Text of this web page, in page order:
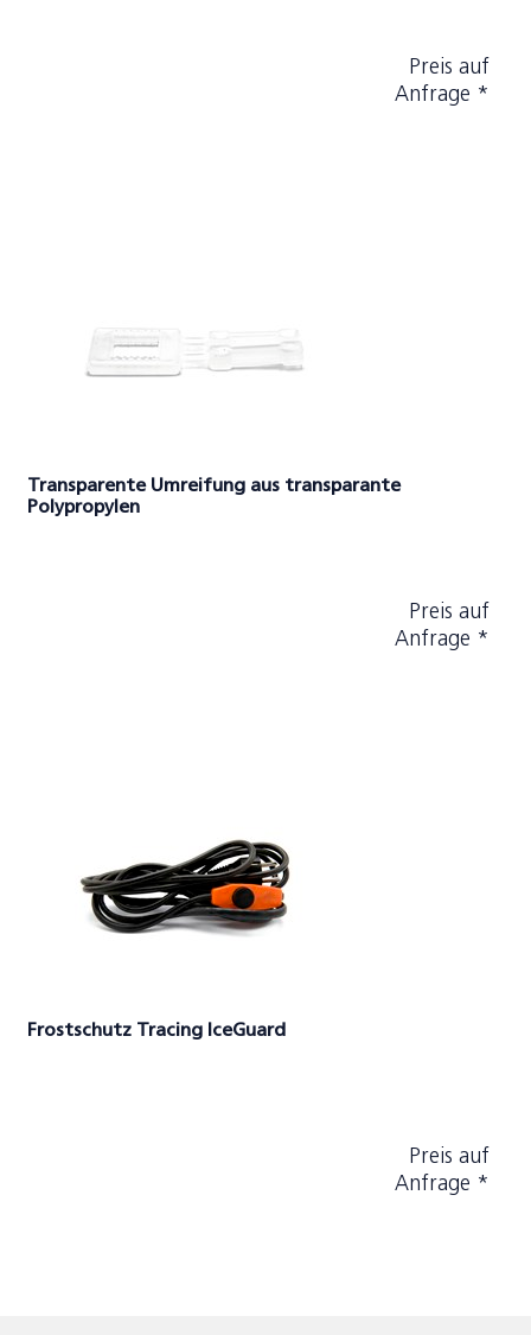
Preis auf
Anfrage *
Transparente Umreifung aus transparante
Polypropylen
Preis auf
Anfrage *
Frostschutz Tracing IceGuard
Preis auf
Anfrage *